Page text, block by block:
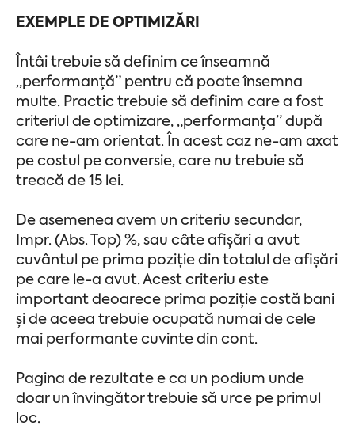
EXEMPLE DE OPTIMIZĂRI
Întâi trebuie să definim ce înseamnă
„performanță” pentru că poate însemna
multe. Practic trebuie să definim care a fost
criteriul de optimizare, „performanța” după
care ne-am orientat. În acest caz ne-am axat
pe costul pe conversie, care nu trebuie să
treacă de 15 lei.
De asemenea avem un criteriu secundar,
Impr. (Abs. Top) %, sau câte afișări a avut
cuvântul pe prima poziție din totalul de afișări
pe care le-a avut. Acest criteriu este
important deoarece prima poziție costă bani
și de aceea trebuie ocupată numai de cele
mai performante cuvinte din cont.
Pagina de rezultate e ca un podium unde
doar un învingător trebuie să urce pe primul
loc.